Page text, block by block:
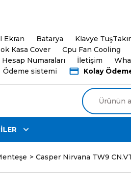
Ekran Batarya Klavye
Kasa Cover Cpu Fan Cooling
Hesap Numaraları İletişim
Ödeme sistemi Kolay
Casper Nirvana TW9